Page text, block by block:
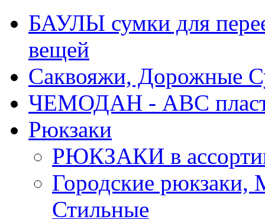
БАУЛЫ сумки для
вещей
Саквояжи, Дорожные
ЧЕМОДАН - АВС
Рюкзаки
РЮКЗАКИ в
Городские
Стильные